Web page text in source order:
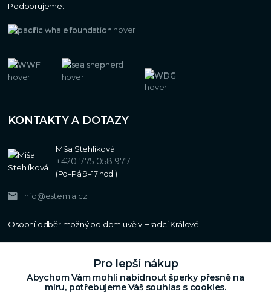
Podporujeme:
KONTAKTY A DOTAZY
Míša Stehlíková
+420 775 058 977
(Po–Pá 9–17 hod.)
info@estemia.cz
Pro lepší nákup
Abychom Vám mohli nabídnout šperky přesně na
míru, potřebujeme Váš souhlas s cookies.